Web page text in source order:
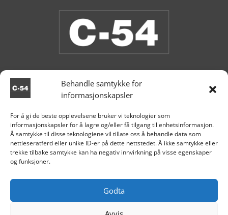
Behandle samtykke for
informasjonskapsler
For å gi de beste opplevelsene bruker vi teknologier som
informasjonskapsler for å lagre og/eller få tilgang til enhetsinformasjon.
Å samtykke til disse teknologiene vil tillate oss å behandle data som
nettleseratferd eller unike ID-er på dette nettstedet. Å ikke samtykke eller
trekke tilbake samtykke kan ha negativ innvirkning på visse egenskaper
og funksjoner.
Godta

Aksdal

+47 995 81 519
 post@c54.no
Org nr. 915 859 313